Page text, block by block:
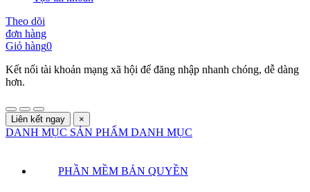
Theo dõi
đơn hàng
Giỏ hàng0
Kết nối tài khoản mạng xã hội để đăng nhập nhanh chóng, dễ dàng
hơn.
Liên kết ngay ×
DANH MỤC SẢN PHẨM DANH MỤC
PHẦN MỀM BẢN QUYỀN